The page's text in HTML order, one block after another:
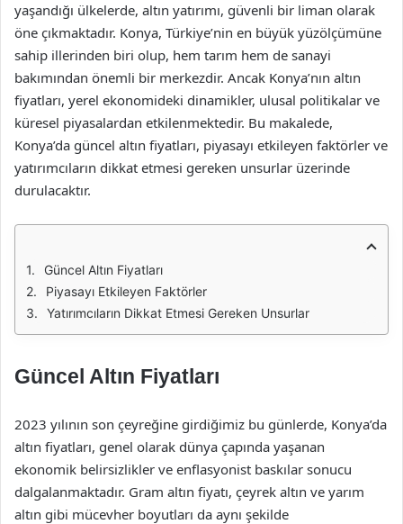
yaşandığı ülkelerde, altın yatırımı, güvenli bir liman olarak
öne çıkmaktadır. Konya, Türkiye’nin en büyük yüzölçümüne
sahip illerinden biri olup, hem tarım hem de sanayi
bakımından önemli bir merkezdir. Ancak Konya’nın altın
fiyatları, yerel ekonomideki dinamikler, ulusal politikalar ve
küresel piyasalardan etkilenmektedir. Bu makalede,
Konya’da güncel altın fiyatları, piyasayı etkileyen faktörler ve
yatırımcıların dikkat etmesi gereken unsurlar üzerinde
durulacaktır.
Güncel Altın Fiyatları
Piyasayı Etkileyen Faktörler
Yatırımcıların Dikkat Etmesi Gereken Unsurlar
Güncel Altın Fiyatları
2023 yılının son çeyreğine girdiğimiz bu günlerde, Konya’da
altın fiyatları, genel olarak dünya çapında yaşanan
ekonomik belirsizlikler ve enflasyonist baskılar sonucu
dalgalanmaktadır. Gram altın fiyatı, çeyrek altın ve yarım
altın gibi mücevher boyutları da aynı şekilde